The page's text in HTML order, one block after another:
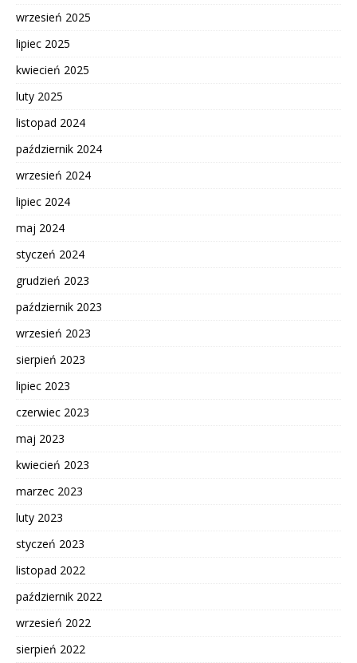
wrzesień 2025
lipiec 2025
kwiecień 2025
luty 2025
listopad 2024
październik 2024
wrzesień 2024
lipiec 2024
maj 2024
styczeń 2024
grudzień 2023
październik 2023
wrzesień 2023
sierpień 2023
lipiec 2023
czerwiec 2023
maj 2023
kwiecień 2023
marzec 2023
luty 2023
styczeń 2023
listopad 2022
październik 2022
wrzesień 2022
sierpień 2022